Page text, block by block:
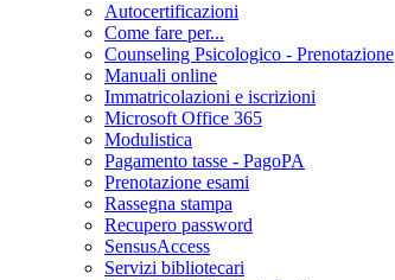
Autocertificazioni
Come fare per...
Counseling Psicologico - Prenotazione
Manuali online
Immatricolazioni e iscrizioni
Microsoft Office 365
Modulistica
Pagamento tasse - PagoPA
Prenotazione esami
Rassegna stampa
Recupero password
SensusAccess
Servizi bibliotecari